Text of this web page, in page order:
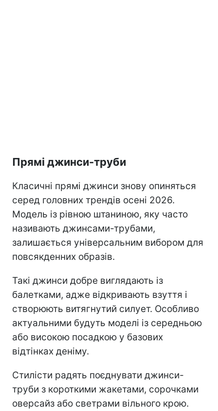
Прямі джинси-труби
Класичні прямі джинси знову опиняться
серед головних трендів осені 2026.
Модель із рівною штаниною, яку часто
називають джинсами-трубами,
залишається універсальним вибором для
повсякденних образів.
Такі джинси добре виглядають із
балетками, адже відкривають взуття і
створюють витягнутий силует. Особливо
актуальними будуть моделі із середньою
або високою посадкою у базових
відтінках деніму.
Стилісти радять поєднувати джинси-
труби з короткими жакетами, сорочками
оверсайз або светрами вільного крою.